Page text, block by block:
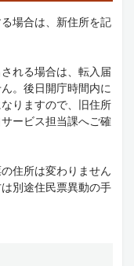
場合は、新住所を記
れる場合は、転入届
。後日開庁時間内に
りますので、旧住所
ービス担当課へご確
住所は変わりません
別途住民票異動の手